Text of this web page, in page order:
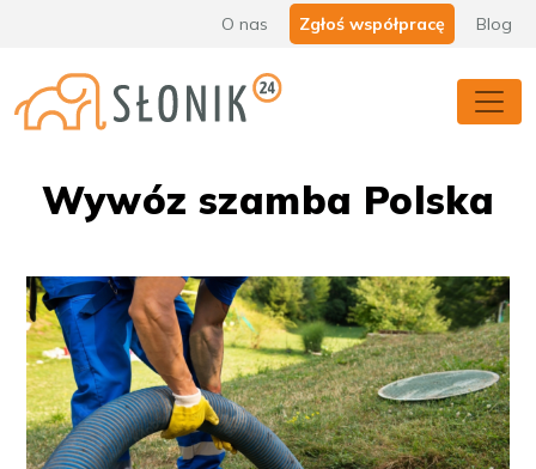
O nas Zgłoś współpracę Blog
Wywóz szamba Polska